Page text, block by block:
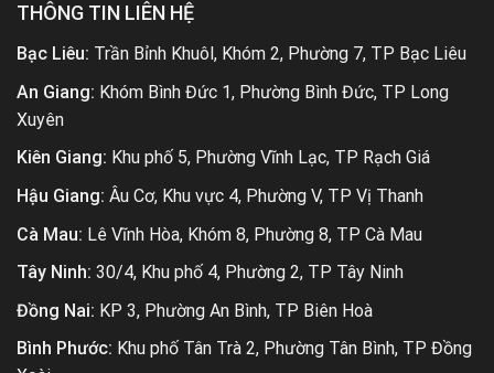
THÔNG TIN LIÊN HỆ
Bạc Liêu: Trần Bỉnh Khuôl, Khóm 2, Phường 7, TP Bạc Liêu
An Giang: Khóm Bình Đức 1, Phường Bình Đức, TP Long
Xuyên
Kiên Giang: Khu phố 5, Phường Vĩnh Lạc, TP Rạch Giá
Hậu Giang: Âu Cơ, Khu vực 4, Phường V, TP Vị Thanh
Cà Mau: Lê Vĩnh Hòa, Khóm 8, Phường 8, TP Cà Mau
Tây Ninh: 30/4, Khu phố 4, Phường 2, TP Tây Ninh
Đồng Nai: KP 3, Phường An Bình, TP Biên Hoà
Bình Phước: Khu phố Tân Trà 2, Phường Tân Bình, TP Đồng